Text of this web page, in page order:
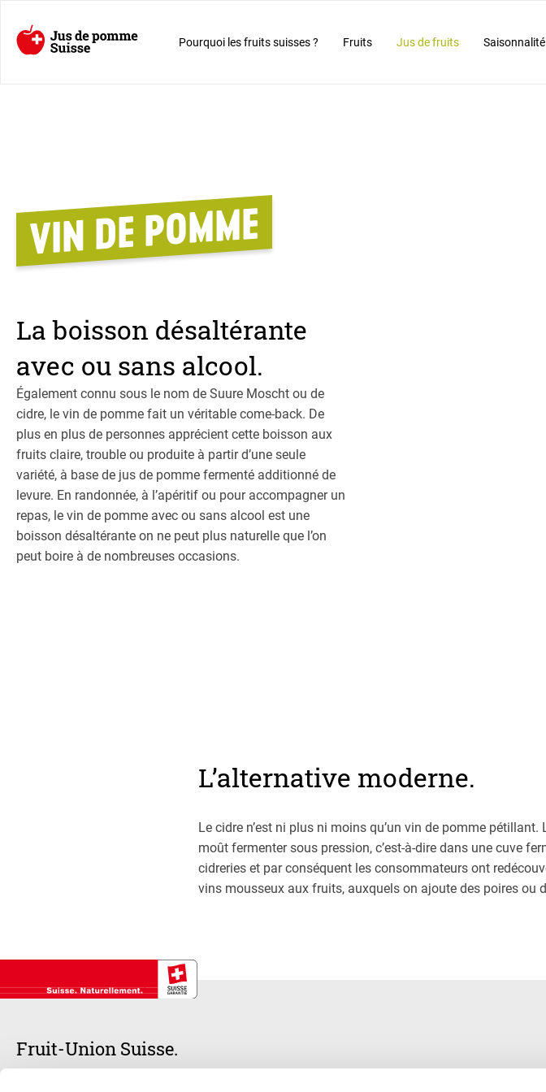
Pourquoi les fruits suisses ? Fruits Jus de fruits Saisonnalité
VIN DE POMME
La boisson désaltérante
avec ou sans alcool.
Également connu sous le nom de Suure Moscht ou de
cidre, le vin de pomme fait un véritable come-back. De
plus en plus de personnes apprécient cette boisson aux
fruits claire, trouble ou produite à partir d’une seule
variété, à base de jus de pomme fermenté additionné de
levure. En randonnée, à l’apéritif ou pour accompagner un
repas, le vin de pomme avec ou sans alcool est une
boisson désaltérante on ne peut plus naturelle que l’on
peut boire à de nombreuses occasions.
L’alternative moderne.
Le cidre n’est ni plus ni moins qu’un vin de pomme
moût fermenter sous pression, c’est-à-dire dans une cuve
cidreries et par conséquent les consommateurs ont
vins mousseux aux fruits, auxquels on ajoute des poires ou
Fruit-Union Suisse.